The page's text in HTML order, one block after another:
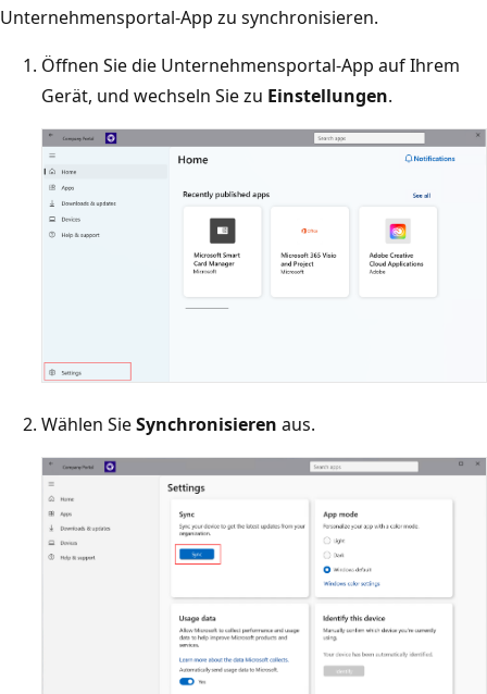
Unternehmensportal-App zu synchronisieren.
Öffnen Sie die Unternehmensportal-App auf Ihrem
Gerät, und wechseln Sie zu Einstellungen.
Wählen SieSynchronisieren aus.